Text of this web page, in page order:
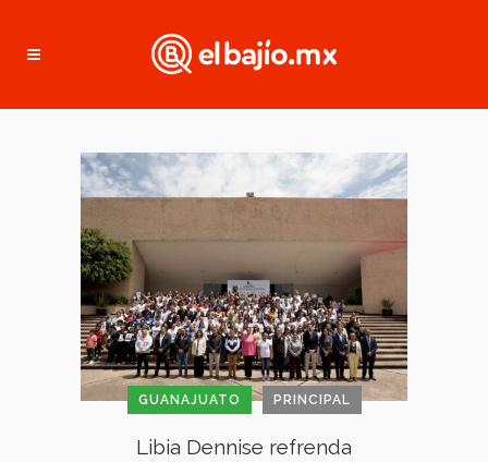
GUANAJUATO PRINCIPAL
Libia Dennise refrenda